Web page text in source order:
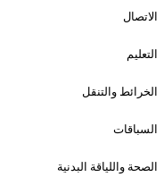
الاتصال
التعليم
الخرائط والتنقل
السباقات
الصحة واللياقة البدنية